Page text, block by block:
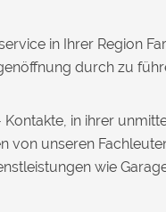
in Ihrer Region
durch zu
in ihrer
von unseren
wie